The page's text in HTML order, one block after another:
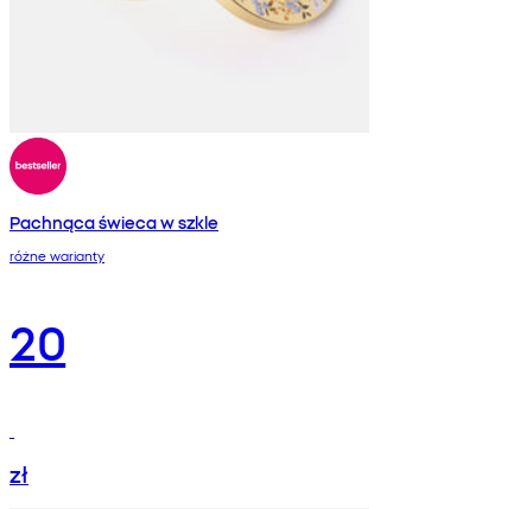
Pachnąca świeca w szkle
różne warianty
20
zł